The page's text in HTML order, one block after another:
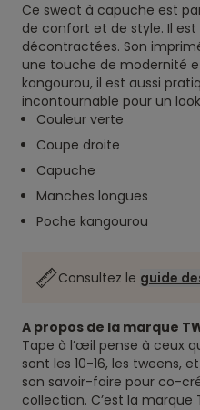
Ce sweat à capuche est
de confort et de style. Il est
décontractées. Son
une touche de modernité
kangourou, il est aussi
incontournable pour un
Couleur verte
Coupe droite
Capuche
Manches longues
Poche kangourou
Consultez le guide
A propos de la marque
Tape à l’œil pense à ceux
sont les 10-16, les tweens,
son savoir-faire pour co-
collection. C’est la marque